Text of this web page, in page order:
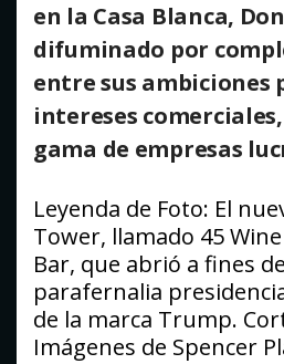
en la Casa Blanca,
difuminado por
entre sus ambiciones
intereses
gama de empresas
Leyenda de Foto: El
Tower, llamado 45
Bar, que abrió a fines
parafernalia
de la marca Trump.
Imágenes de Spencer